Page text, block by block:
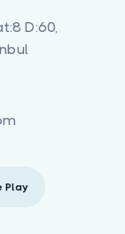
D:60,
Play